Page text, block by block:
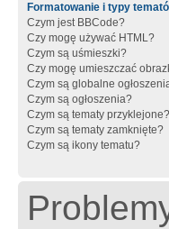
Formatowanie i typy
Czym jest BBCode?
Czy mogę używać HTML?
Czym są uśmieszki?
Czy mogę umieszczać
Czym są globalne
Czym są ogłoszenia?
Czym są tematy przyklejone?
Czym są tematy zamknięte?
Czym są ikony tematu?